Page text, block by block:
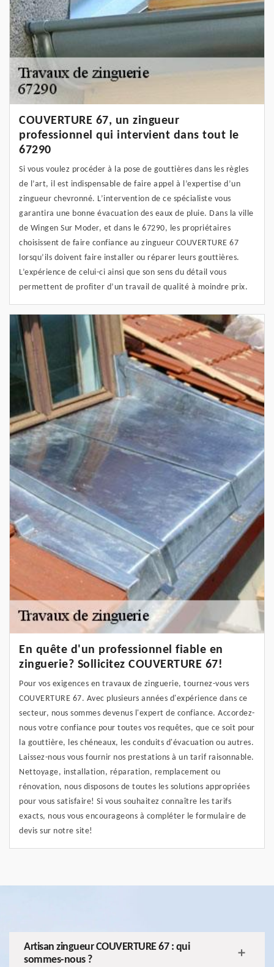
COUVERTURE 67, un zingueur
professionnel qui intervient dans tout le
67290
Si vous voulez procéder à la pose de gouttières dans les règles
de l’art, il est indispensable de faire appel à l’expertise d’un
zingueur chevronné. L’intervention de ce spécialiste vous
garantira une bonne évacuation des eaux de pluie. Dans la ville
de Wingen Sur Moder, et dans le 67290, les propriétaires
choisissent de faire confiance au zingueur COUVERTURE 67
lorsqu’ils doivent faire installer ou réparer leurs gouttières.
L’expérience de celui-ci ainsi que son sens du détail vous
permettent de profiter d’un travail de qualité à moindre prix.
En quête d'un professionnel fiable en
zinguerie? Sollicitez COUVERTURE 67!
Pour vos exigences en travaux de zinguerie, tournez-vous vers
COUVERTURE 67. Avec plusieurs années d'expérience dans ce
secteur, nous sommes devenus l'expert de confiance. Accordez-
nous votre confiance pour toutes vos requêtes, que ce soit pour
la gouttière, les chéneaux, les conduits d'évacuation ou autres.
Laissez-nous vous fournir nos prestations à un tarif raisonnable.
Nettoyage, installation, réparation, remplacement ou
rénovation, nous disposons de toutes les solutions appropriées
pour vous satisfaire! Si vous souhaitez connaître les tarifs
exacts, nous vous encourageons à compléter le formulaire de
devis sur notre site!
Artisan zingueur COUVERTURE 67 : qui
sommes-nous ?